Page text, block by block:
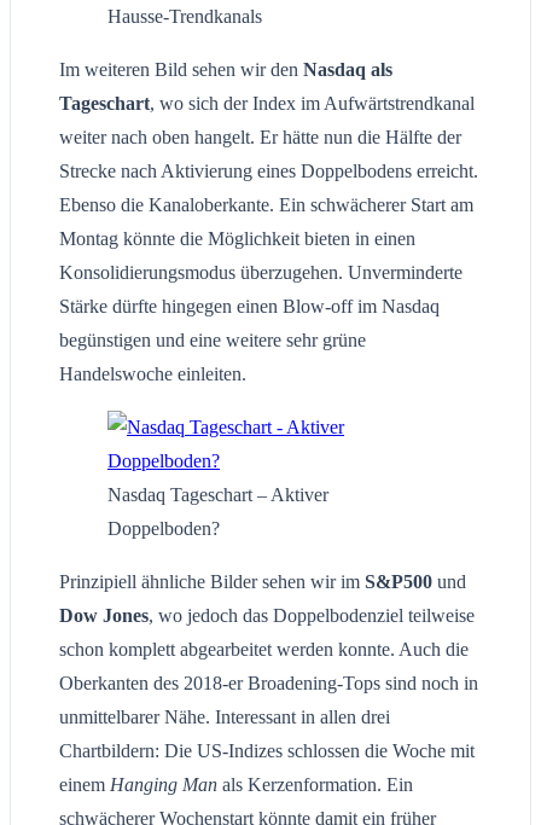
Hausse-Trendkanals
Im weiteren Bild sehen wir den Nasdaq als
Tageschart, wo sich der Index im Aufwärtstrendkanal
weiter nach oben hangelt. Er hätte nun die Hälfte der
Strecke nach Aktivierung eines Doppelbodens erreicht.
Ebenso die Kanaloberkante. Ein schwächerer Start am
Montag könnte die Möglichkeit bieten in einen
Konsolidierungsmodus überzugehen. Unverminderte
Stärke dürfte hingegen einen Blow-off im Nasdaq
begünstigen und eine weitere sehr grüne
Handelswoche einleiten.
Nasdaq Tageschart – Aktiver
Doppelboden?
Prinzipiell ähnliche Bilder sehen wir im S&P500 und
Dow Jones, wo jedoch das Doppelbodenziel teilweise
schon komplett abgearbeitet werden konnte. Auch die
Oberkanten des 2018-er Broadening-Tops sind noch in
unmittelbarer Nähe. Interessant in allen drei
Chartbildern: Die US-Indizes schlossen die Woche mit
einem Hanging Man als Kerzenformation. Ein
schwächerer Wochenstart könnte damit ein früher